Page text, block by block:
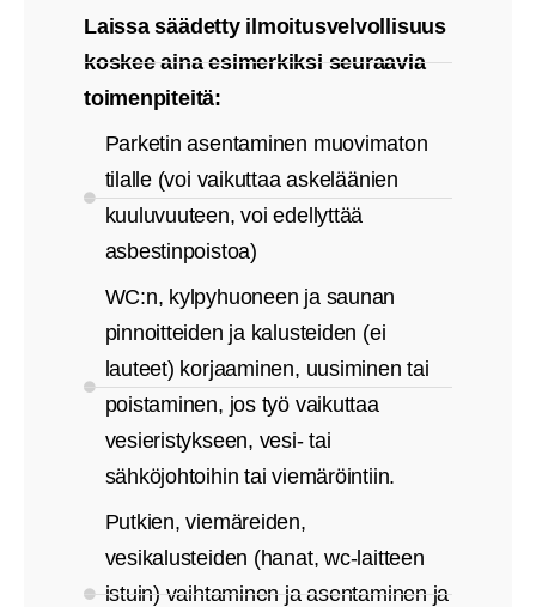
Laissa säädetty ilmoitusvelvollisuus
koskee aina esimerkiksi seuraavia
toimenpiteitä:
Parketin asentaminen muovimaton
tilalle (voi vaikuttaa askeläänien
kuuluvuuteen, voi edellyttää
asbestinpoistoa)
WC:n, kylpyhuoneen ja saunan
pinnoitteiden ja kalusteiden (ei
lauteet) korjaaminen, uusiminen tai
poistaminen, jos työ vaikuttaa
vesieristykseen, vesi- tai
sähköjohtoihin tai viemäröintiin.
Putkien, viemäreiden,
vesikalusteiden (hanat, wc-laitteen
istuin) vaihtaminen ja asentaminen ja